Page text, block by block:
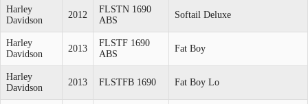
Harley
Davidson
2012
FLSTN 1690
ABS
Softail Deluxe
Harley
Davidson
2013
FLSTF 1690
ABS
Fat Boy
Harley
Davidson
2013 FLSTFB 1690 Fat Boy Lo